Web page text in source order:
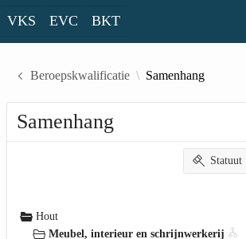
VKS EVC BKT
Beroepskwalificatie Samenhang
Samenhang
Statuut
Hout
Meubel, interieur en schrijnwerkerij